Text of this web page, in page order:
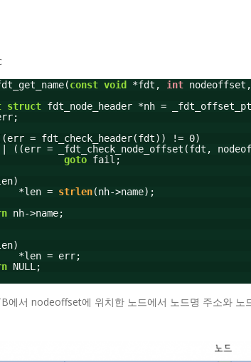
const void *fdt, int nodeoffset,
struct fdt_node_header *nh =
= fdt_check_header(fdt)) != 0)
|| ((err = _fdt_check_node_offset(fdt,
goto fail;
*len = strlen(nh->name);
nh->name;
*len = err;
NULL;
에서 nodeoffset에 위치한 노드에서 노드명 주소와 노